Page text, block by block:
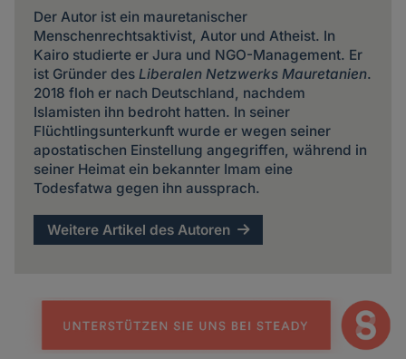
Der Autor ist ein mauretanischer
Menschenrechtsaktivist, Autor und Atheist. In
Kairo studierte er Jura und NGO-Management. Er
ist Gründer des Liberalen Netzwerks Mauretanien.
2018 floh er nach Deutschland, nachdem
Islamisten ihn bedroht hatten. In seiner
Flüchtlingsunterkunft wurde er wegen seiner
apostatischen Einstellung angegriffen, während in
seiner Heimat ein bekannter Imam eine
Todesfatwa gegen ihn aussprach.
Weitere Artikel des Autoren